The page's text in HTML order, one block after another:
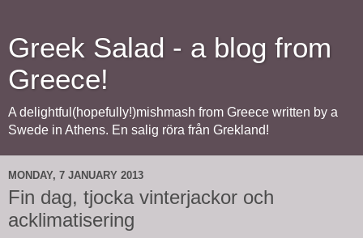
Greek Salad - a blog from
Greece!
A delightful(hopefully!)mishmash from Greece written by a
Swede in Athens. En salig röra från Grekland!
MONDAY, 7 JANUARY 2013
Fin dag, tjocka vinterjackor och
acklimatisering